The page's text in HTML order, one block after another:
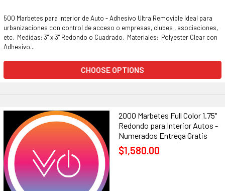
500 Marbetes para Interior de Auto - Adhesivo Ultra Removible Ideal para
urbanizaciones con control de acceso o empresas, clubes , asociaciones,
etc. Medidas: 3" x 3" Redondo o Cuadrado. Materiales: Polyester Clear con
Adhesivo...
CHOOSE OPTIONS
2000 Marbetes Full Color 1.75"
Redondo para Interior Autos -
Numerados Entrega Gratis
$1,580.00